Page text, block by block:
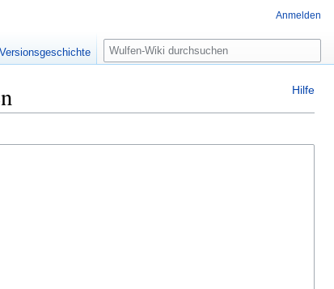
Hilfe
Anmelden
Versionsgeschichte
Suche